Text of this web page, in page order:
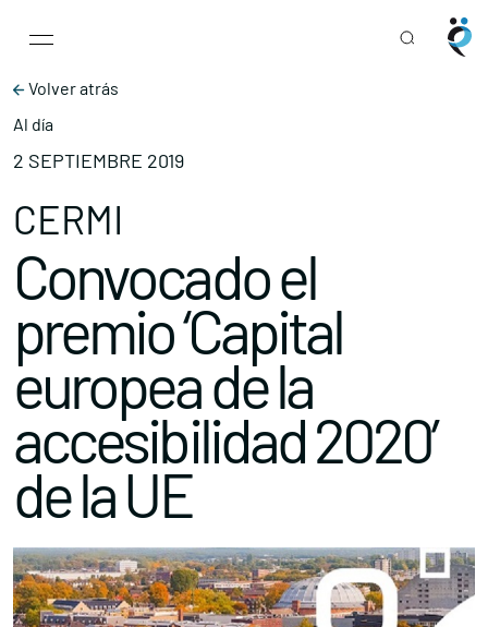
Main Navigation
Volver atrás
Al día
2 SEPTIEMBRE 2019
CERMI
Convocado el
premio ‘Capital
europea de la
accesibilidad 2020’
de la UE